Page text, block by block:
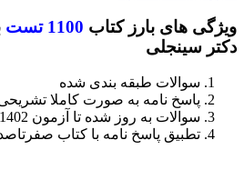
بود.
است.
ویژگی های بارز کتاب 1100 تست
دکتر سینجلی
سوالات طبقه بندی شده
پاسخ نامه به صورت کاملا
سوالات به روز شده تا آزمون 1402
تطبیق پاسخ نامه با کتاب